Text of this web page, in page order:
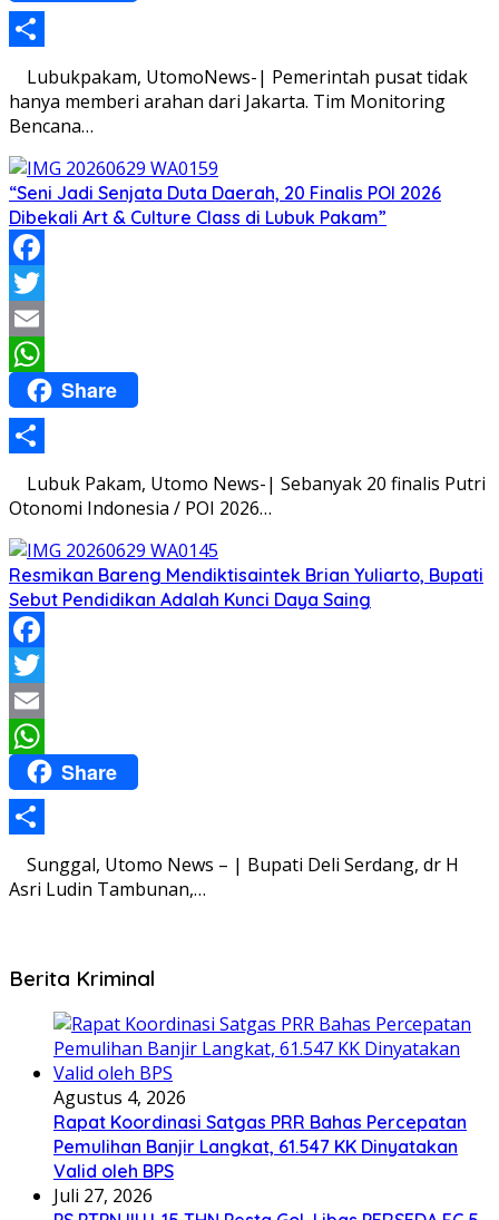
Share
Lubukpakam, UtomoNews-| Pemerintah pusat tidak
hanya memberi arahan dari Jakarta. Tim Monitoring
Bencana…
“Seni Jadi Senjata Duta Daerah, 20 Finalis POI 2026
Dibekali Art & Culture Class di Lubuk Pakam”
Facebook
Twitter
Email
WhatsApp
Share
Share
Lubuk Pakam, Utomo News-| Sebanyak 20 finalis Putri
Otonomi Indonesia / POI 2026…
Resmikan Bareng Mendiktisaintek Brian Yuliarto, Bupati
Sebut Pendidikan Adalah Kunci Daya Saing
Facebook
Twitter
Email
WhatsApp
Share
Share
Sunggal, Utomo News – | Bupati Deli Serdang, dr H
Asri Ludin Tambunan,…
Berita Kriminal
Agustus 4, 2026
Rapat Koordinasi Satgas PRR Bahas Percepatan
Pemulihan Banjir Langkat, 61.547 KK Dinyatakan
Valid oleh BPS
Juli 27, 2026